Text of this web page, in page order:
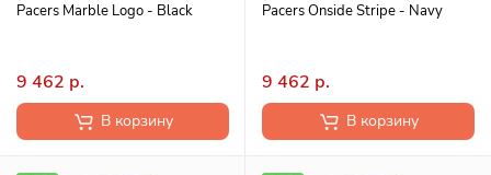
Pacers Marble Logo - Black
9 462 р.
В корзину
Pacers Onside Stripe - Navy
9 462 р.
В корзину